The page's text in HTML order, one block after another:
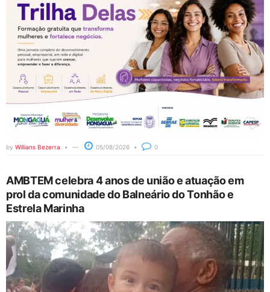
by Willians Bezerra 05/08/2026 0
AMBTEM celebra 4 anos de união e atuação em
prol da comunidade do Balneário do Tonhão e
Estrela Marinha